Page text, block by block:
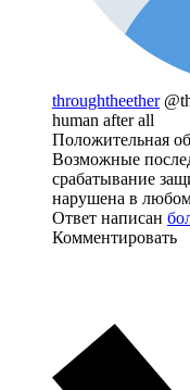
throughtheether
human after all
Положительная
Возможные
срабатывание
нарушена в
Ответ написан
Комментировать